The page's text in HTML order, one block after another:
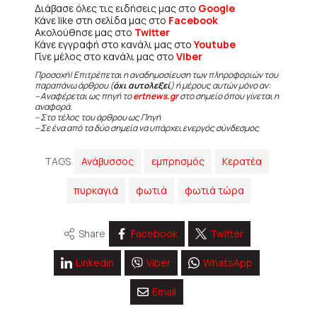
Διάβασε όλες τις ειδήσεις μας στο Google
Κάνε like στη σελίδα μας στο Facebook
Ακολούθησε μας στο Twitter
Κάνε εγγραφή στο κανάλι μας στοYoutube
Γίνε μέλος στο κανάλι μας στο Viber
Προσοχή! Επιτρέπεται η αναδημοσίευση των πληροφοριών του
παραπάνω άρθρου (όχι αυτολεξεί) ή μέρους αυτών μόνο αν:
– Αναφέρεται ως πηγή τοertnews.grστο σημείο όπου γίνεται η
αναφορά.
– Στο τέλος του άρθρου ως Πηγή
– Σε ένα από τα δύο σημεία να υπάρχει ενεργός σύνδεσμος
TAGS Ανάβυσσος εμπρησμός Κερατέα
πυρκαγιά φωτιά φωτιά τώρα
Share Facebook Twitter
Linkedin Viber WhatsApp
Email